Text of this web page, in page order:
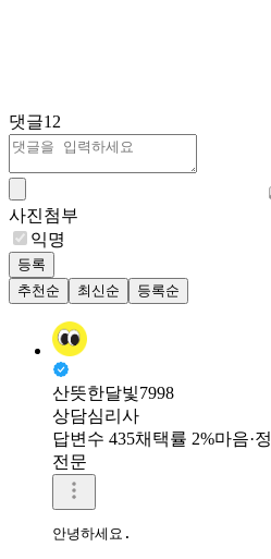
댓글12
사진첨부
익명
등록
추천순
최신순 등록순
산뜻한달빛7998
상담심리사
답변수 435채택률 2%마음·
전문
안녕하세요.